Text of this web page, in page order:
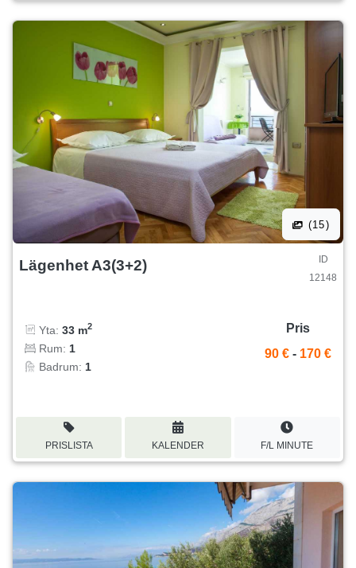
(15)
Lägenhet A3(3+2)
ID
12148
Yta: 33 m2
Rum: 1
Badrum: 1
Pris
90 € - 170 €
PRISLISTA KALENDER F/L MINUTE